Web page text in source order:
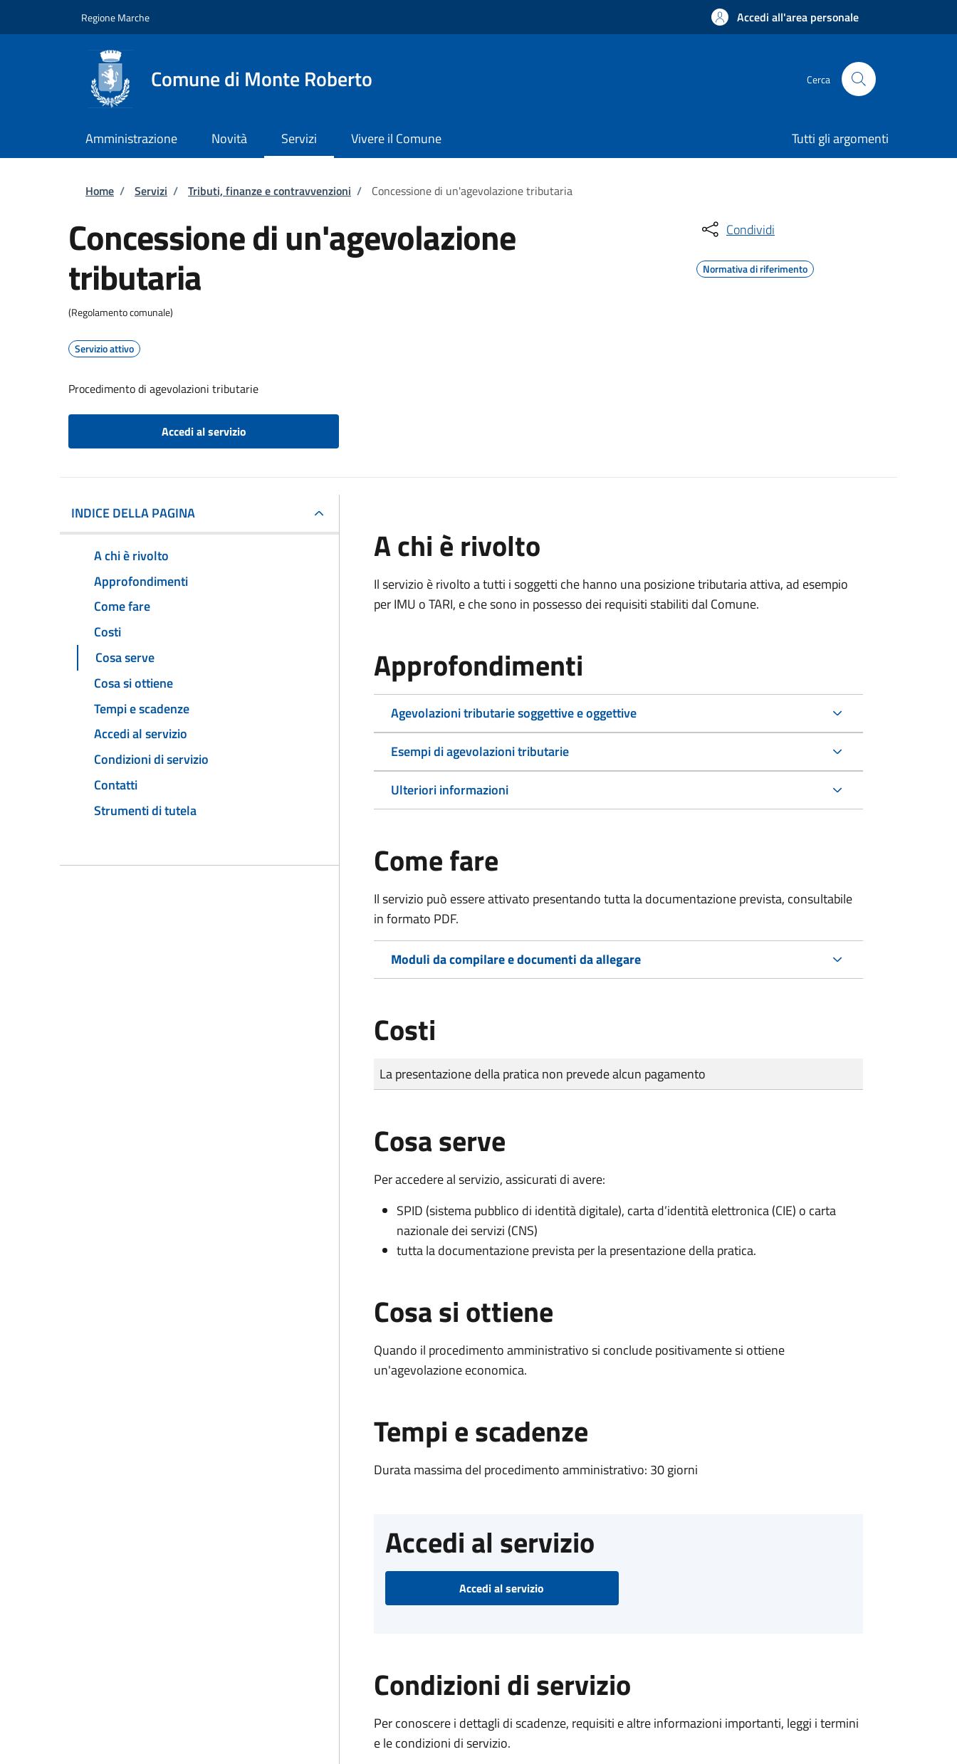
Regione Marche Accedi all'area personale
Comune di Monte Roberto Cerca
Amministrazione Novità Servizi Vivere il Comune Tutti gli argomenti
Briciole di pane
Home / Servizi / Tributi, finanze e contravvenzioni / Concessione di un'agevolazione tributaria
Concessione di un'agevolazione
tributaria
(Regolamento comunale)
Servizio attivo
Procedimento di agevolazioni tributarie
Accedi al servizio
Condividi
Normativa di riferimento
INDICE DELLA PAGINA
A chi è rivolto
Approfondimenti
Come fare
Costi
Cosa serve
Cosa si ottiene
Tempi e scadenze
Accedi al servizio
Condizioni di servizio
Contatti
Strumenti di tutela
A chi è rivolto
Il servizio è rivolto a tutti i soggetti che hanno una posizione tributaria attiva, ad esempio
per IMU o TARI, e che sono in possesso dei requisiti stabiliti dal Comune.
Approfondimenti
Agevolazioni tributarie soggettive e oggettive
Esempi di agevolazioni tributarie
Ulteriori informazioni
Come fare
Il servizio può essere attivato presentando tutta la documentazione prevista, consultabile
in formato PDF.
Moduli da compilare e documenti da allegare
Costi
Tipo di pagamento
Importo
La presentazione della pratica non prevede alcun pagamento
Cosa serve
Per accedere al servizio, assicurati di avere:
SPID (sistema pubblico di identità digitale), carta d’identità elettronica (CIE) o carta
nazionale dei servizi (CNS)
tutta la documentazione prevista per la presentazione della pratica.
Cosa si ottiene
Quando il procedimento amministrativo si conclude positivamente si ottiene
un'agevolazione economica.
Tempi e scadenze
Durata massima del procedimento amministrativo: 30 giorni
Accedi al servizio
Accedi al servizio
Condizioni di servizio
Per conoscere i dettagli di scadenze, requisiti e altre informazioni importanti, leggi i termini
e le condizioni di servizio.